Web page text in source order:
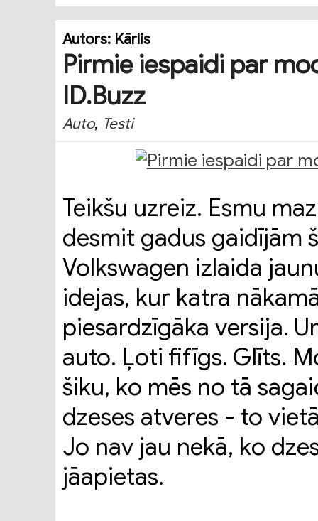
Autors: Kārlis
Pirmie iespaidi par
ID.Buzz
Auto, Testi
Teikšu uzreiz. Esmu
desmit gadus gaidījām
Volkswagen izlaida
idejas, kur katra
piesardzīgāka versija.
auto. Ļoti fifīgs. Glīts.
šiku, ko mēs no tā
dzeses atveres - to
Jo nav jau nekā, ko
jāapietas.